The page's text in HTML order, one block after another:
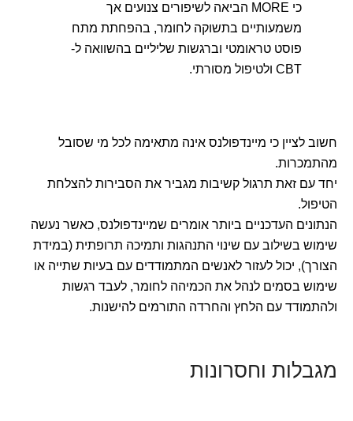
כי MORE הביאה לשיפורים צנועים אך
משמעותיים בתשוקה לחומר, בהפחתת מתח
פוסט טראומטי וברגשות שליליים בהשוואה ל-
CBT ולטיפול מסורתי.
חשוב לציין כי מיינדפולנס אינה מתאימה לכל מי שסובל
מהתמכרות.
יחד עם זאת תרגול קשיבות מגביר את הסבירות להצלחת
הטיפול.
הנתונים העדכניים ביותר אומרים שמיינדפולנס, כאשר נעשה
שימוש בשילוב עם שינוי התנהגות ותמיכה תרופתית (במידת
הצורך), יכול לעזור לאנשים המתמודדים עם בעיות שתייה או
שימוש בסמים לנהל את הכמיהה לחומר, לעבד רגשות
ולהתמודד עם הלחץ והחרדה התורמים להישנות.
מגבלות וחסרונות